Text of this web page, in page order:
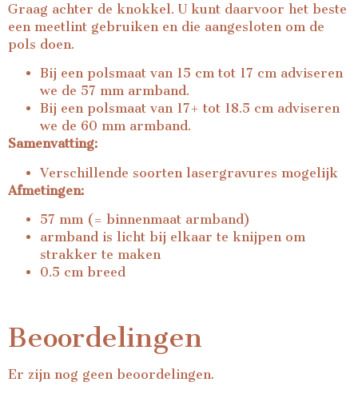
Graag achter de knokkel. U kunt daarvoor het beste
een meetlint gebruiken en die aangesloten om de
pols doen.
Bij een polsmaat van 15 cm tot 17 cm adviseren
we de 57 mm armband.
Bij een polsmaat van 17+ tot 18.5 cm adviseren
we de 60 mm armband.
Samenvatting:
Verschillende soorten lasergravures mogelijk
Afmetingen:
57 mm (= binnenmaat armband)
armband is licht bij elkaar te knijpen om
strakker te maken
0.5 cm breed
Beoordelingen
Er zijn nog geen beoordelingen.